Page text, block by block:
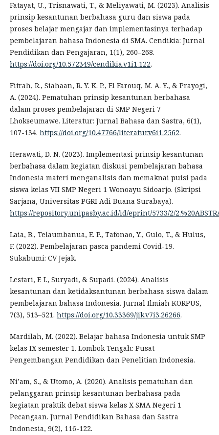
Fatayat, U., Trisnawati, T., & Meliyawati, M. (2023). Analisis
prinsip kesantunan berbahasa guru dan siswa pada
proses belajar mengajar dan implementasinya terhadap
pembelajaran bahasa Indonesia di SMA. Cendikia: Jurnal
Pendidikan dan Pengajaran, 1(1), 260–268.
https://doi.org/10.572349/cendikia.v1i1.122.
Fitrah, R., Siahaan, R. Y. K. P., El Farouq, M. A. Y., & Prayogi,
A. (2024). Pematuhan prinsip kesantunan berbahasa
dalam proses pembelajaran di SMP Negeri 7
Lhokseumawe. Literatur: Jurnal Bahasa dan Sastra, 6(1),
107-134. https://doi.org/10.47766/literatur.v6i1.2562.
Herawati, D. N. (2023). Implementasi prinsip kesantunan
berbahasa dalam kegiatan diskusi pembelajaran bahasa
Indonesia materi menganalisis dan memaknai puisi pada
siswa kelas VII SMP Negeri 1 Wonoayu Sidoarjo. (Skripsi
Sarjana, Universitas PGRI Adi Buana Surabaya).
https://repository.unipasby.ac.id/id/eprint/5733/2/
Laia, B., Telaumbanua, E. P., Tafonao, Y., Gulo, T., & Hulus,
F. (2022). Pembelajaran pasca pandemi Covid-19.
Sukabumi: CV Jejak.
Lestari, F. I., Suryadi, & Supadi. (2024). Analisis
kesantunan dan ketidaksantunan berbahasa siswa dalam
pembelajaran bahasa Indonesia. Jurnal Ilmiah KORPUS,
7(3), 513–521. https://doi.org/10.33369/jik.v7i3.26266.
Mardilah, M. (2022). Belajar bahasa Indonesia untuk SMP
kelas IX semester 1. Lombok Tengah: Pusat
Pengembangan Pendidikan dan Penelitian Indonesia.
Ni’am, S., & Utomo, A. (2020). Analisis pematuhan dan
pelanggaran prinsip kesantunan berbahasa pada
kegiatan praktik debat siswa kelas X SMA Negeri 1
Pecangaan. Jurnal Pendidikan Bahasa dan Sastra
Indonesia, 9(2), 116-122.